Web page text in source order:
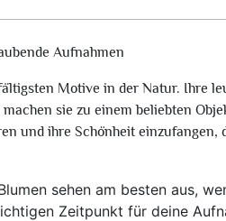
Aufnahmen
Motive in der Natur. Ihre
sie zu einem beliebten
und ihre Schönheit einzufangen,
sehen am besten aus,
Zeitpunkt für deine